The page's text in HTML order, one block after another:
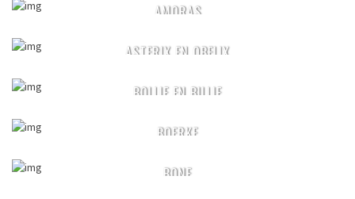
AMORAS
ASTERIX EN OBELIX
BOLLIE EN BILLIE
BOERKE
BONE